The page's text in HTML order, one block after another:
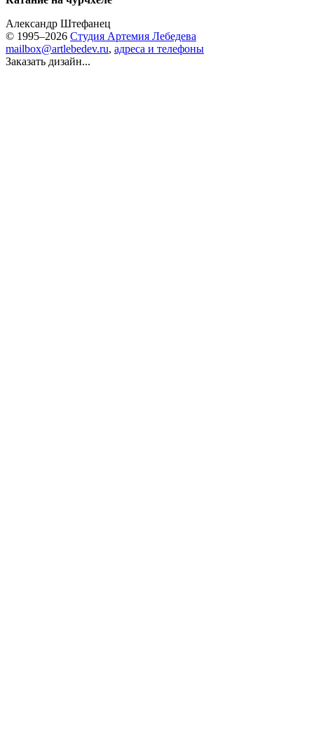
Александр Штефанец
© 1995–2026 Студия Артемия Лебедева
mailbox@artlebedev.ru, адреса и телефоны
Заказать дизайн...